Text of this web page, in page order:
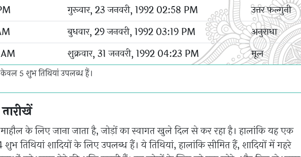
गुरूवार, 23 जनवरी, 1992 02:58 PM
उत्तर फल्गुनी
बुधवार, 29 जनवरी, 1992 03:19 PM
अनुराधा
शुक्रवार, 31 जनवरी, 1992 04:23 PM मूल
5 शुभ तिथियां उपलब्ध हैं।
के लिए जाना जाता है, जोड़ों का स्वागत खुले दिल से कर रहा है। हालांकि यह एक
तिथियां शादियों के लिए उपलब्ध हैं। ये तिथियां, हालांकि सीमित हैं, शादियों में गहरे